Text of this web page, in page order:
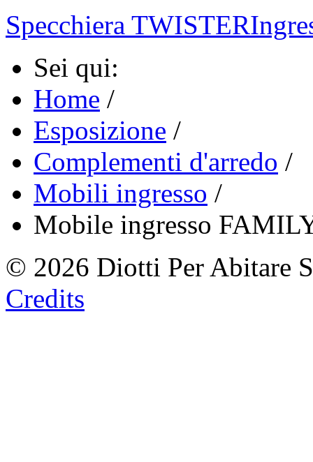
Specchiera TWISTER
Sei qui:
Home /
Esposizione /
Complementi d'arredo /
Mobili ingresso /
Mobile ingresso
© 2026 Diotti Per Abitare
Credits